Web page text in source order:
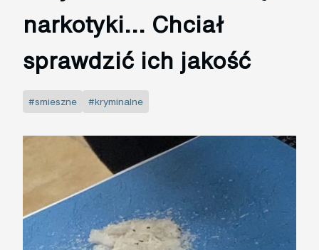
narkotyki... Chciał
sprawdzić ich jakość
#smieszne #kryminalne